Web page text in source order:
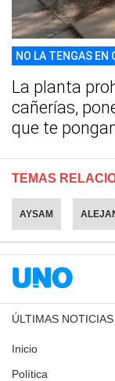
NO LA TENGAS EN
La planta
cañerías,
que te
TEMAS
AYSAM
ÚLTIMAS NOTICIAS
Inicio
Política